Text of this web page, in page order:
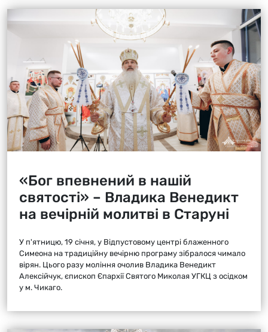
«Бог впевнений в нашій
святості» – Владика Венедикт
на вечірній молитві в Старуні
У п'ятницю, 19 січня, у Відпустовому центрі блаженного
Симеона на традиційну вечірню програму зібралося чимало
вірян. Цього разу моління очолив Владика Венедикт
Алексійчук, єпископ Єпархії Святого Миколая УГКЦ з осідком
у м. Чикаго.